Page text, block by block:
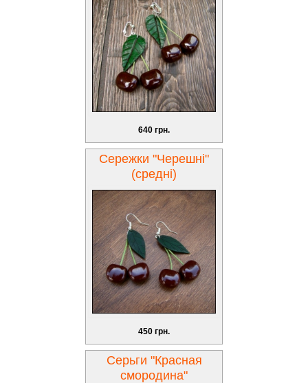
640 грн.
Сережки "Черешні"
(средні)
450 грн.
Серьги "Красная
смородина"